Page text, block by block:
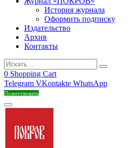
История журнала
Оформить подписку
Издательство
Архив
Контакты
0 Shopping Cart
Telegram VKontakte WhatsApp
Пожертвовать